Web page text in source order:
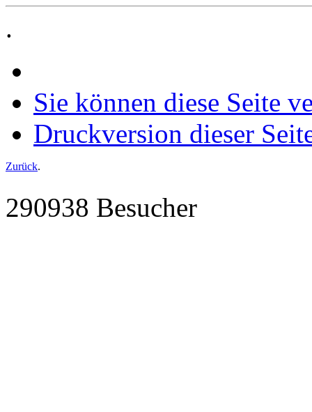
.
Sie können diese Seite
Druckversion dieser
Zurück.
290938 Besucher